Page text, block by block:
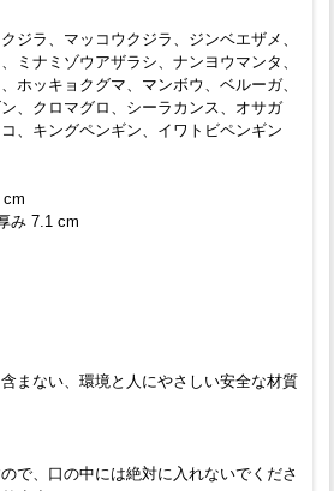
ジラ、マッコウクジラ、ジンベエザメ、
ミナミゾウアザラシ、ナンヨウマンタ、
ホッキョクグマ、マンボウ、ベルーガ、
、クロマグロ、シーラカンス、オサガ
、キングペンギン、イワトビペンギン
cm
み 7.1 cm
まない、環境と人にやさしい安全な材質
で、口の中には絶対に入れないでくださ